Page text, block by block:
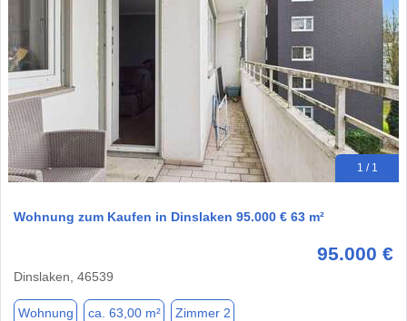
1 / 1
Wohnung zum Kaufen in Dinslaken 95.000 € 63 m²
95.000 €
Dinslaken, 46539
Wohnung ca. 63,00 m² Zimmer 2